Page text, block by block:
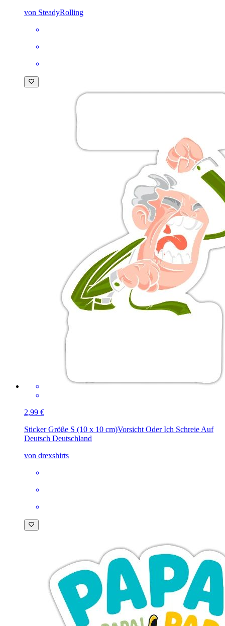
von SteadyRolling
2,99 €
Sticker Größe S (10 x 10 cm)Vorsicht Oder Ich Schreie Auf
Deutsch Deutschland
von drexshirts